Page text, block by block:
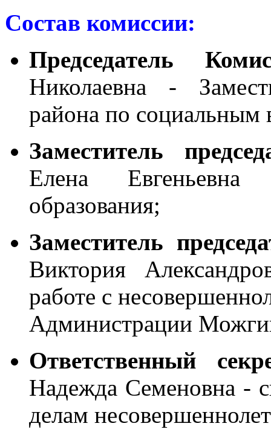
Состав комиссии:
Председатель
Николаевна -
района по социальным
Заместитель
Елена
образования;
Заместитель
Виктория
работе с
Администрации
Ответственный
Надежда Семеновна -
делам